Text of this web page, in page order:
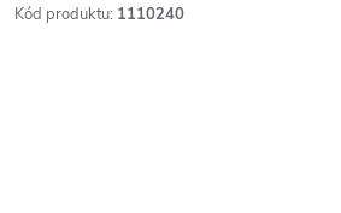
Kód produktu: 1110240